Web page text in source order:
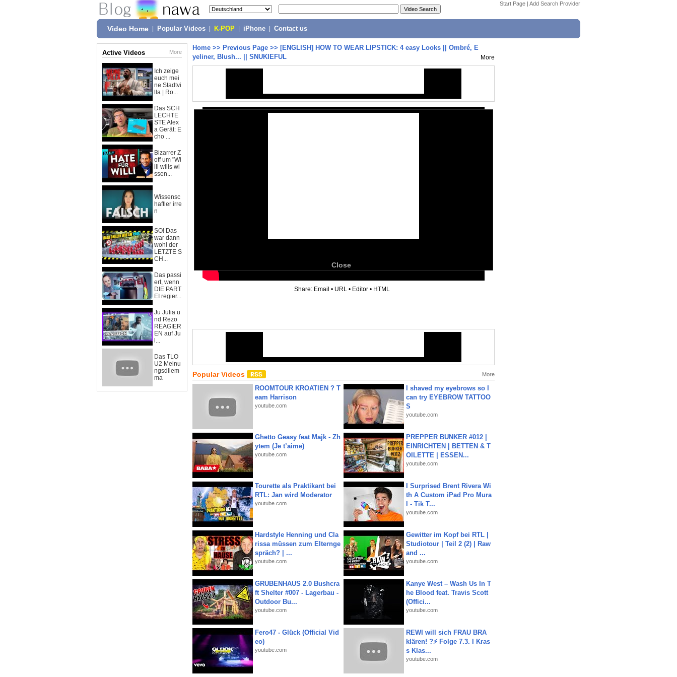
Start Page | Add Search Provider
Video Home Popular Videos K-POP iPhone Contact us
Active Videos More
Ich zeige
euch mei
ne Stadtvi
lla | Ro...
Das SCH
LECHTE
STE Alex
a Gerät: E
cho ...
Bizarrer Z
off um "Wi
lli wills wi
ssen...
Wissensc
haftler irre
n
SO! Das
war dann
wohl der
LETZTE S
CH...
Das passi
ert, wenn
DIE PART
EI regier...
Ju Julia u
nd Rezo
REAGIER
EN auf Ju
l...
Das TLO
U2 Meinu
ngsdilem
ma
Home >> Previous Page >> [ENGLISH] HOW TO WEAR LIPSTICK: 4 easy Looks || Ombré, E
yeliner, Blush... || SNUKIEFUL
More
Close
Share: Email • URL • Editor • HTML
Popular Videos More
ROOMTOUR KROATIEN ? T
eam Harrison
youtube.com
I shaved my eyebrows so I
can try EYEBROW TATTOO
S
youtube.com
Ghetto Geasy feat Majk - Zh
ytem (Je t’aime)
youtube.com
PREPPER BUNKER #012 |
EINRICHTEN | BETTEN & T
OILETTE | ESSEN...
youtube.com
Tourette als Praktikant bei
RTL: Jan wird Moderator
youtube.com
I Surprised Brent Rivera Wi
th A Custom iPad Pro Mura
l - Tik T...
youtube.com
Hardstyle Henning und Cla
rissa müssen zum Elternge
spräch? | ...
youtube.com
Gewitter im Kopf bei RTL |
Studiotour | Teil 2 (2) | Raw
and ...
youtube.com
GRUBENHAUS 2.0 Bushcra
ft Shelter #007 - Lagerbau -
Outdoor Bu...
youtube.com
Kanye West – Wash Us In T
he Blood feat. Travis Scott
(Offici...
youtube.com
Fero47 - Glück (Official Vid
eo)
youtube.com
REWI will sich FRAU BRA
klären! ?⚡️ Folge 7.3. I Kras
s Klas...
youtube.com